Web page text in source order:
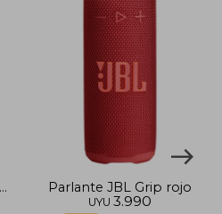
Parlante JBL Grip rojo
UYU 3.990